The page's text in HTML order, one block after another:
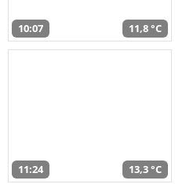
10:07 11,8 °C
11:24 13,3 °C